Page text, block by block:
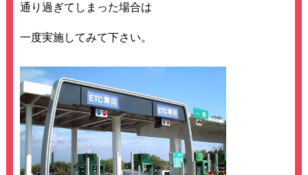
通り過ぎてしまった場合は
一度実施してみて下さい。